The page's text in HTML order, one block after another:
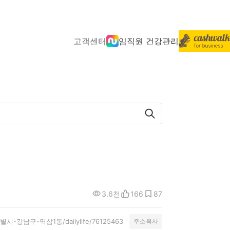
고객센터 임직원 건강관리
3.6천 166 87
시-강남구-역삼1동/dailylife/76125463 주소복사